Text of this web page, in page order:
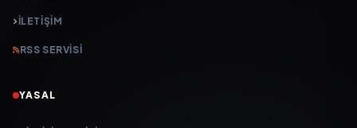
İLETIŞIM
RSS SERVISI
YASAL